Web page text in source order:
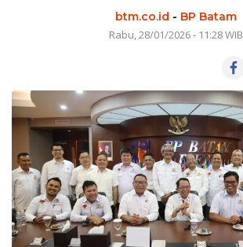
btm.co.id - BP Batam
Rabu, 28/01/2026 - 11:28 WIB